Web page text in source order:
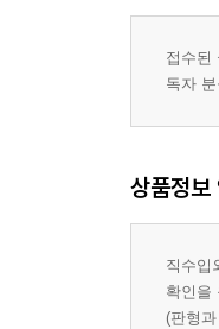
접수된
독자
상품정보
직수입
확인을
(판형